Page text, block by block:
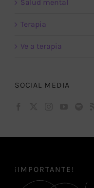
Salud mental
Terapia
Ve a terapia
SOCIAL MEDIA
¡IMPORTANTE!